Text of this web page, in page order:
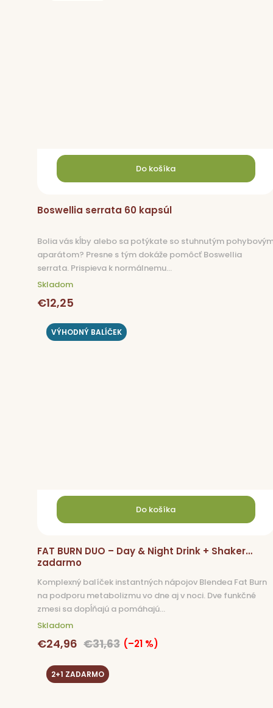
Do košíka
€12,25
Skladom
Boswellia serrata 60 kapsúl
Bolia vás kĺby alebo sa potýkate so stuhnutým
aparátom? Presne s tým dokáže pomôcť Boswellia
serrata. Prispieva k normálnemu...
VÝHODNÝ BALÍČEK
Do košíka
€24,96 €31,63 (–21 %)
Skladom
FAT BURN DUO – Day & Night Drink + Shaker
zadarmo
Komplexný balíček instantných nápojov Blendea Fat Burn
na podporu metabolizmu vo dne aj v noci. Dve funkčné
zmesi sa dopĺňajú a pomáhajú...
2+1 ZADARMO